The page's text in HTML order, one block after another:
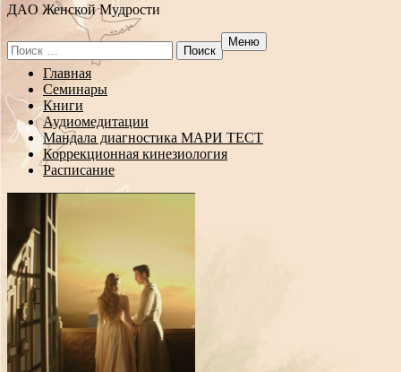
ДAO Женской Мудрости
Search
for:
Меню
Перейти
содержанию
Главная
Семинары
Книги
Аудиомедитации
Мандала диагностика МАРИ ТЕСТ
Коррекционная кинезиология
Расписание